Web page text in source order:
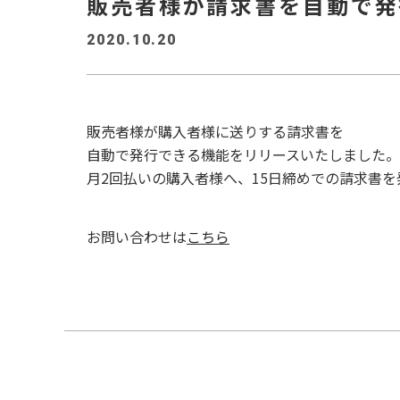
2020.10.20
販売者様が購入者様に送りする請求書を
自動で発行できる機能をリリースいたしました。
月2回払いの購入者様へ、15日締めでの請求書
お問い合わせはこちら